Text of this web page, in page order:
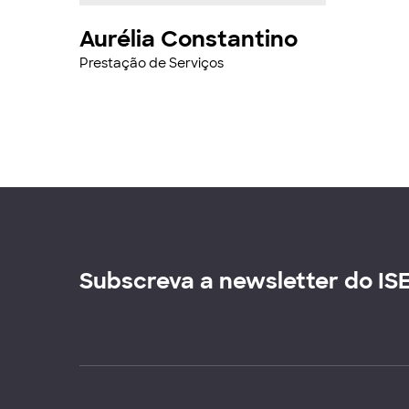
Aurélia Constantino
Prestação de Serviços
Subscreva a newsletter do